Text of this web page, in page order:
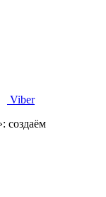
Viber